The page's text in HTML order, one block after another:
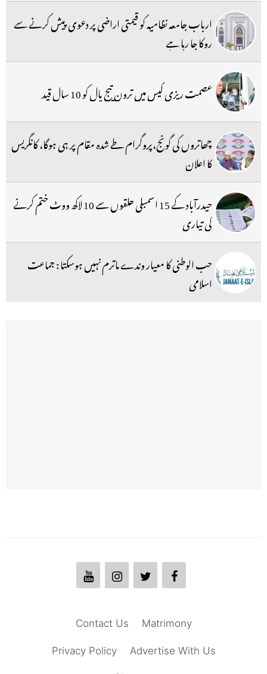
ارباب جامعہ نظامیہ کو قیمتی اراضی پر دعوی پیش کرنے سے
روکا جا رہا ہے
عصمت ریزی کیس میں ترون تیج پال کو 10 سال قید
چھاتروں کی گونج،پروگرام طے شدہ مقام پر ہی ہوگا، کانگریس
کا اعلان
حیدرآباد کے 15 اسمبلی حلقوں سے 10 لاکھ ووٹ ختم کرنے
کی تیاری
حب الوطنی کا معیار وندے ماترم نہیں ہوسکتا : جماعت
اسلامی
Matrimony
Contact Us
Advertise With Us
Privacy Policy